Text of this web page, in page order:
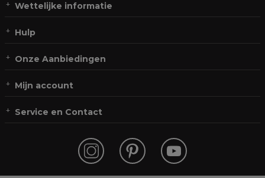
Wettelijke informatie
Hulp
Onze Aanbiedingen
Mijn account
Service en Contact